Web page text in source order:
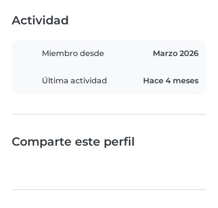
Actividad
Miembro desde Marzo 2026
Última actividad Hace 4 meses
Comparte este perfil